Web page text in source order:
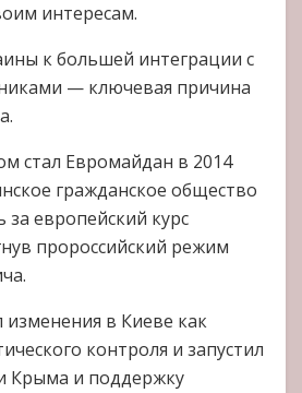
интересам.
к большей интеграции с
— ключевая причина
стал Евромайдан в 2014
гражданское общество
за европейский курс
пророссийский режим
в Киеве как
контроля и запустил
Крыма и поддержку